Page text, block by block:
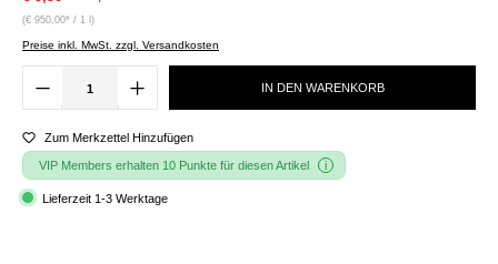
(€ 950,00* / 1 l)
Preise inkl. MwSt. zzgl. Versandkosten
IN DEN WARENKORB
Zum Merkzettel Hinzufügen
VIP Members erhalten 10 Punkte für diesen Artikel
Lieferzeit 1-3 Werktage